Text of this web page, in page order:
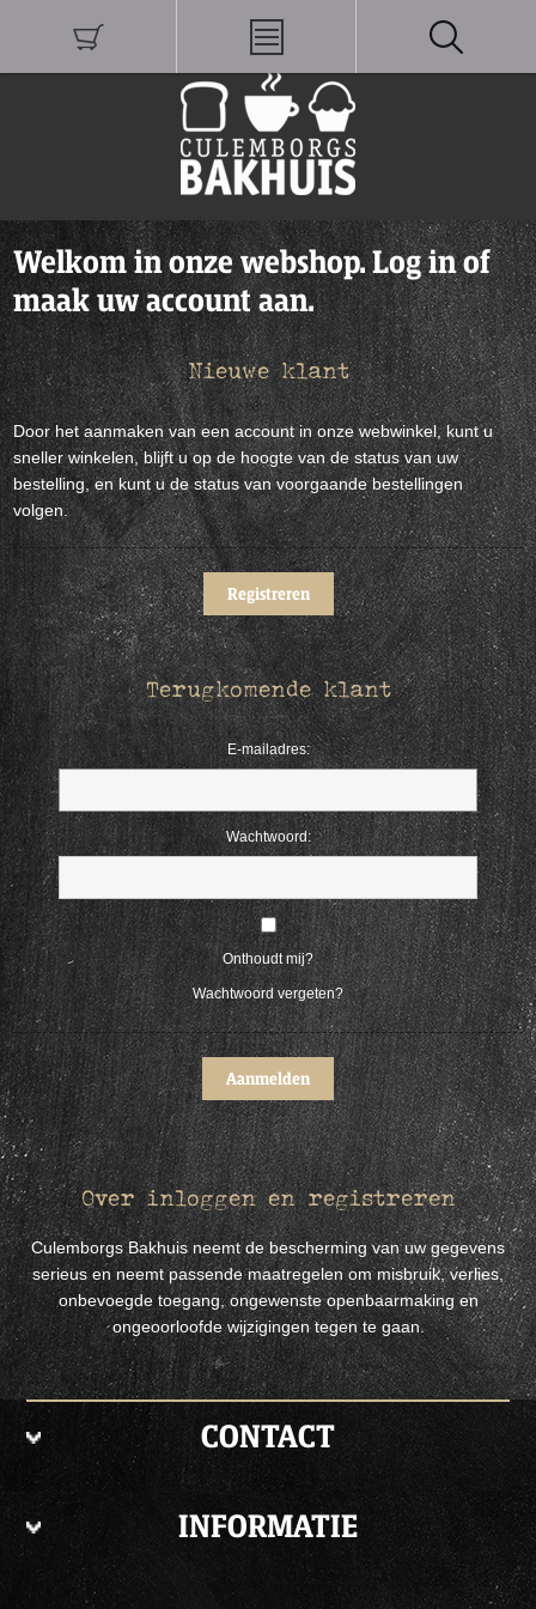
Welkom in onze webshop. Log in of
maak uw account aan.
Nieuwe klant
Door het aanmaken van een account in onze webwinkel, kunt u
sneller winkelen, blijft u op de hoogte van de status van uw
bestelling, en kunt u de status van voorgaande bestellingen
volgen.
Terugkomende klant
E-mailadres:
Wachtwoord:
Onthoudt mij?
Wachtwoord vergeten?
Over inloggen en registreren
Culemborgs Bakhuis neemt de bescherming van uw gegevens
serieus en neemt passende maatregelen om misbruik, verlies,
onbevoegde toegang, ongewenste openbaarmaking en
ongeoorloofde wijzigingen tegen te gaan.
CONTACT
INFORMATIE